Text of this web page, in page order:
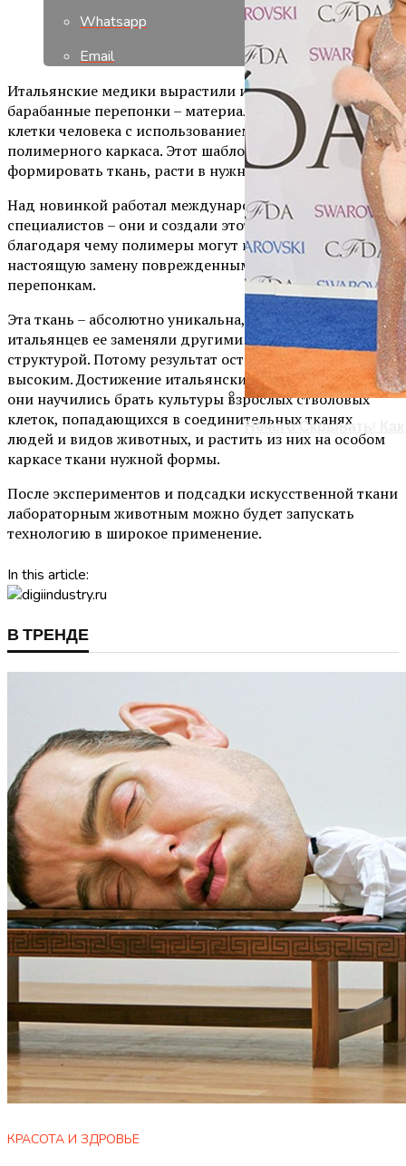
Нечего Скрывать!
Whatsapp
Email
Итальянские медики вырастили искусственные
барабанные перепонки – материалом стали стволовые
клетки человека с использованием особого
полимерного каркаса. Этот шаблон помогает клеткам
формировать ткань, расти в нужном направлении.
Над новинкой работал международный коллектив
специалистов – они и создали этот материал,
благодаря чему полимеры могут помочь вырастить
настоящую замену поврежденным барабанным
перепонкам.
Эта ткань – абсолютно уникальна, до изобретения
итальянцев ее заменяли другими тканями с другой
структурой. Потому результат оставался не очень
высоким. Достижение итальянских медиков в том, что
они научились брать культуры взрослых стволовых
клеток, попадающихся в соединительных тканях
людей и видов животных, и растить из них на особом
каркасе ткани нужной формы.
После экспериментов и подсадки искусственной ткани
лабораторным животным можно будет запускать
технологию в широкое применение.
In this article:
В ТРЕНДЕ
КРАСОТА И ЗДРОВЬЕ